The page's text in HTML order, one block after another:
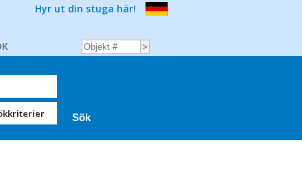
Hyr ut din stuga här!